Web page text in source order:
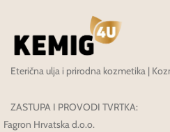
Eterična ulja i prirodna kozmetika |
ZASTUPA I PROVODI TVRTKA:
Fagron Hrvatska d.o.o.